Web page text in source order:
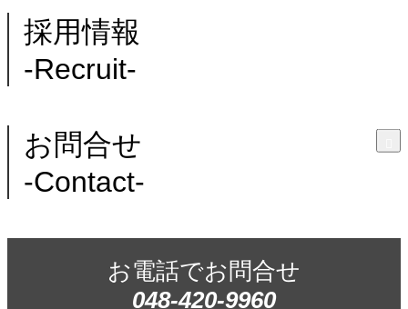
採用情報
-Recruit-
お問合せ
-Contact-
お電話でお問合せ
048-420-9960